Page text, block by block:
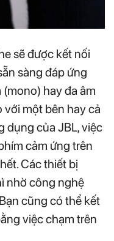
sẽ được kết nối
sàng đáp ứng
hay đa âm
với một bên hay cả
dụng của JBL, việc
cảm ứng trên
Các thiết bị
nhờ công nghệ
cũng có thể kết
việc chạm trên